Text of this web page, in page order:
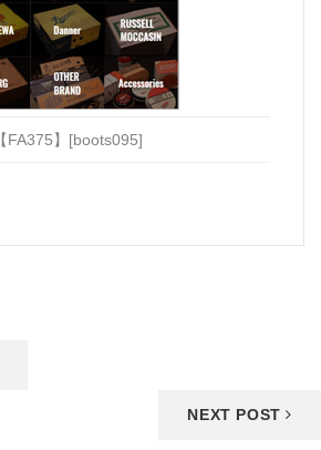
【FA375】[boots095]
NEXT POST